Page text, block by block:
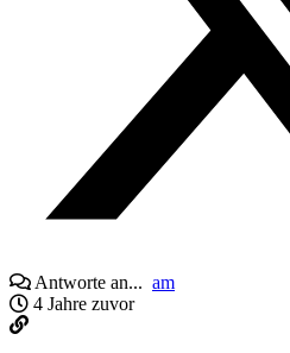
Antworte an... am
4 Jahre zuvor